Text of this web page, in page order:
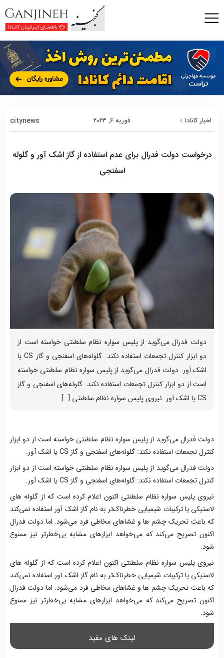
اخبار کانادا فوریه 6, 2023 citynews
درخواست دولت فدرال برای عدم استفاده از گاز اشک آور و گلوله
اسفنجی
دولت فدرال می‌گوید از پلیس سواره نظام سلطنتی خواسته‌ است از
دو ابزار کنترل تجمعات استفاده نکند: گلوله‌های اسفنجی و گاز CS یا
اشک آور. دولت فدرال می‌گوید از پلیس سواره نظام سلطنتی خواسته‌
است از دو ابزار کنترل تجمعات استفاده نکند: گلوله‌های اسفنجی و گاز
CS یا اشک آور. نیروی پلیس سواره نظام سلطنتی […]
دولت فدرال می‌گوید از پلیس سواره نظام سلطنتی خواسته‌ است از دو ابزار
کنترل تجمعات استفاده نکند: گلوله‌های اسفنجی و گاز CS یا اشک آور.
دولت فدرال می‌گوید از پلیس سواره نظام سلطنتی خواسته‌ است از دو ابزار
کنترل تجمعات استفاده نکند: گلوله‌های اسفنجی و گاز CS یا اشک آور.
نیروی پلیس سواره نظام سلطنتی اکنون اعلام کرده است که از گلوله های
لاستیکی یا ترکیبات شیمیایی خطرناک‌تر به نام گاز اشک آور استفاده نمی‌کند
که باعث تحریک چشم ها و غشاهای مخاطی فرد می‌شود. اما دولت فدرال
اکنون تصریح می‌کند که می‌خواهد ابزارهای مشابه بی‌خطرتر نیز ممنوع
شود.
نیروی پلیس سواره نظام سلطنتی اکنون اعلام کرده است که از گلوله های
لاستیکی یا ترکیبات شیمیایی خطرناک‌تر به نام گاز اشک آور استفاده نمی‌کند
که باعث تحریک چشم ها و غشاهای مخاطی فرد می‌شود. اما دولت فدرال
اکنون تصریح می‌کند که می‌خواهد ابزارهای مشابه بی‌خطرتر نیز ممنوع
شود.
لینک های مفید